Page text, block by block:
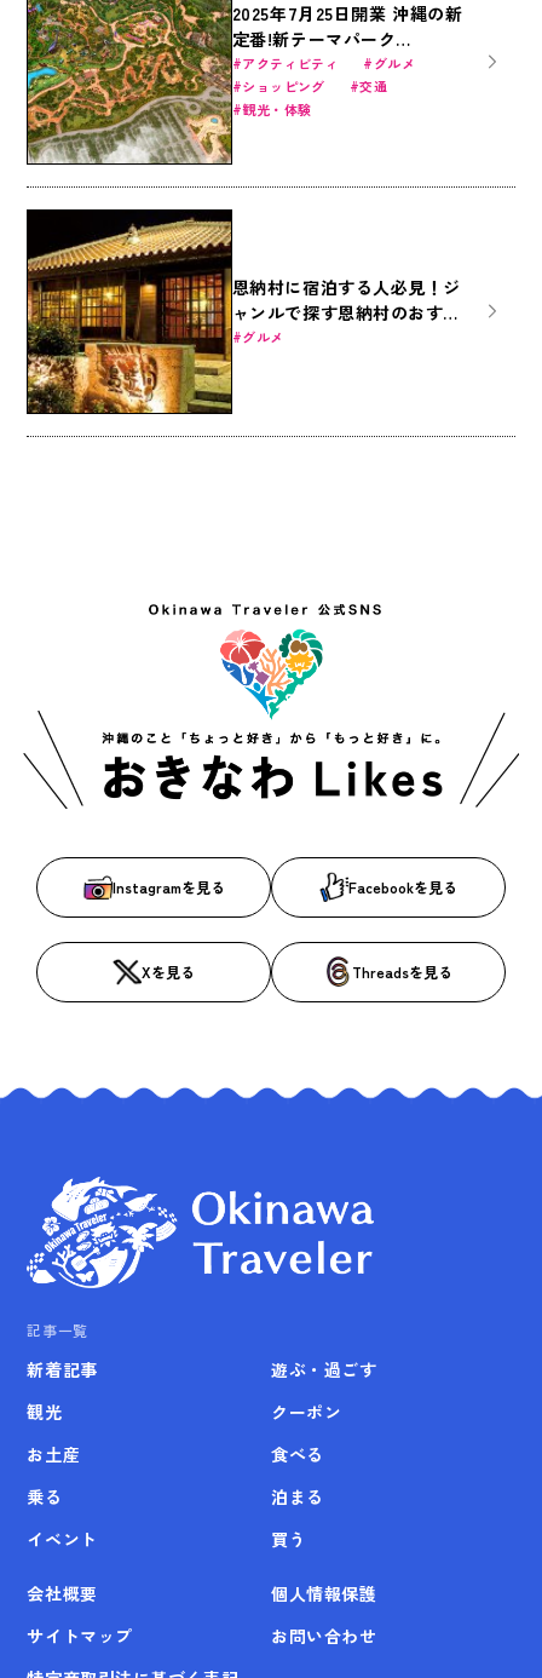
2025年7月25日開業 沖縄の新
定番!新テーマパーク
JUNGLIA（ジャングリア）の
最新情報
アクティビティ
グルメ
ショッピング
交通
観光・体験
恩納村に宿泊する人必見！ジ
ャンルで探す恩納村のおすす
め居酒屋11選
グルメ
Instagramを見る Facebookを見る
Xを見る Threadsを見る
記事一覧
新着記事
観光
お土産
乗る
イベント
遊ぶ・過ごす
クーポン
食べる
泊まる
買う
会社概要
個人情報保護
サイトマップ
お問い合わせ